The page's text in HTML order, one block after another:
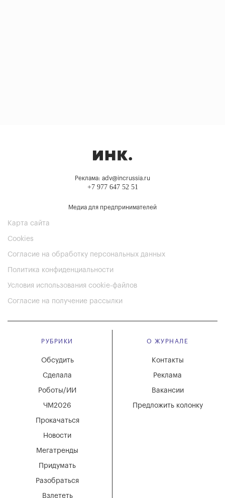
Реклама: adv@incrussia.ru
+7 977 647 52 51
Медиа для предпринимателей
Карта сайта
Cookies
Согласие на обработку персональных данных
Политика конфиденциальности
Условия использования cookie-файлов
Согласие на получение рассылки
РУБРИКИ
Мегатренды
Придумать
Разобраться
Взлететь
Новости
Обсудить
Сделала
Роботы/ИИ
ЧМ2026
Прокачаться
О ЖУРНАЛЕ
Вакансии
Реклама
Контакты
Предложить колонку